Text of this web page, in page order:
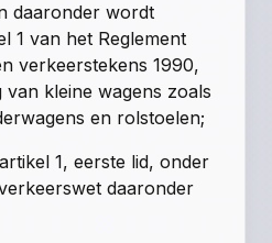
daaronder wordt
1 van het Reglement
verkeerstekens 1990,
van kleine wagens zoals
en rolstoelen;
1, eerste lid, onder
daaronder